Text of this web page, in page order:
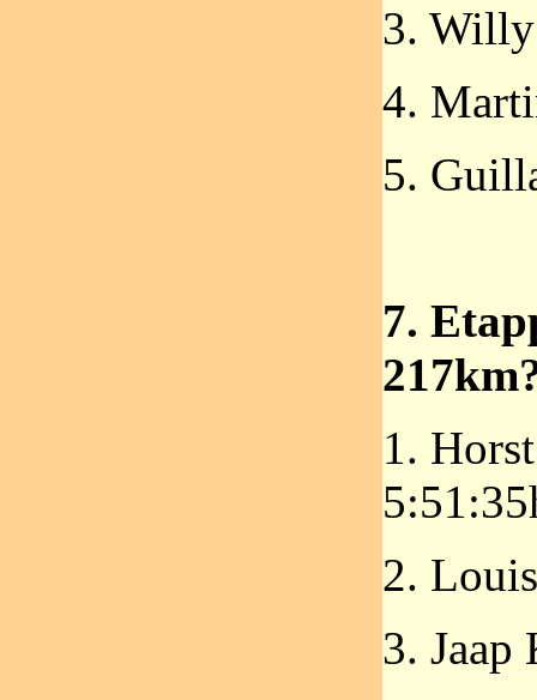
3. Willy
4.
5.
7.
1.
2.
3. Jaap